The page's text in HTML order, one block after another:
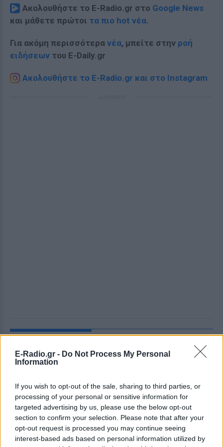
E-Radio.gr - Do Not Process My Personal
Information
If you wish to opt-out of the sale, sharing to third parties, or
processing of your personal or sensitive information for
targeted advertising by us, please use the below opt-out
section to confirm your selection. Please note that after your
opt-out request is processed you may continue seeing
interest-based ads based on personal information utilized by
Ακολουθήστε το E-Radio.gr στο Google News
και μάθετε πρώτοι τα πιο hot νέα.
Για ακόμη περισσότερα νέα, μπείτε στην ροή
ειδήσεων του E-Daily.gr
Ακολουθήστε το E-Radio.gr και στο Instagram
ΔΕΙΤΕ ΕΠΙΣΗΣ
ΣΤΗΝ ΙΔΙΑ ΚΑΤΗΓΟΡΙΑ
Γιατί δεν έσωσα το κουτάβι: Ο
ερευνητής που κατέγραφε τη
συμβίωση του μικρού σκυλιού
με αγέλη λύκων εξηγεί γιατί
δεν επενέβη
ΣΉΜΕΡΑ